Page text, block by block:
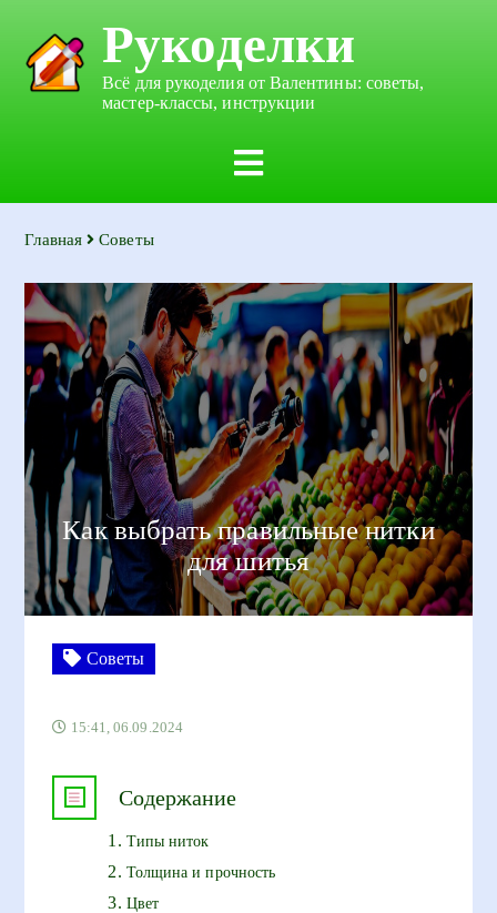
Рукоделки
Всё для рукоделия от Валентины: советы,
мастер-классы, инструкции
Главная Советы
Как выбрать правильные нитки
для шитья
Советы
15:41, 06.09.2024
Содержание
Типы ниток
Толщина и прочность
Цвет